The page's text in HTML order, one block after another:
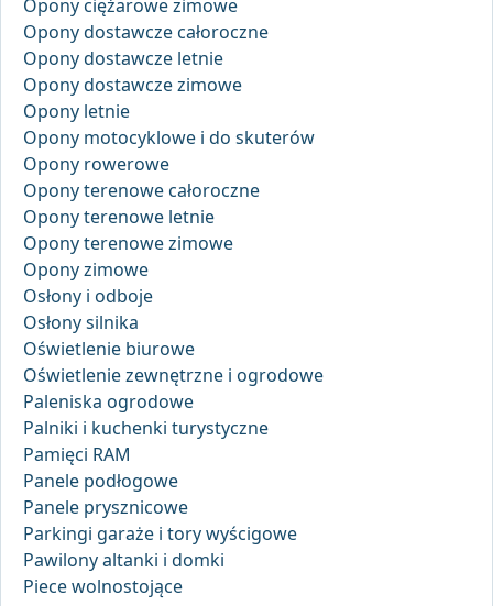
Opony ciężarowe zimowe
Opony dostawcze całoroczne
Opony dostawcze letnie
Opony dostawcze zimowe
Opony letnie
Opony motocyklowe i do skuterów
Opony rowerowe
Opony terenowe całoroczne
Opony terenowe letnie
Opony terenowe zimowe
Opony zimowe
Osłony i odboje
Osłony silnika
Oświetlenie biurowe
Oświetlenie zewnętrzne i ogrodowe
Paleniska ogrodowe
Palniki i kuchenki turystyczne
Pamięci RAM
Panele podłogowe
Panele prysznicowe
Parkingi garaże i tory wyścigowe
Pawilony altanki i domki
Piece wolnostojące